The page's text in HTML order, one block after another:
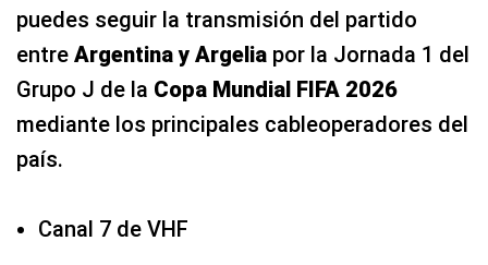
puedes seguir la transmisión del partido
entre Argentina y Argelia por la Jornada 1 del
Grupo J de la Copa Mundial FIFA 2026
mediante los principales cableoperadores del
país.
Canal 7 de VHF